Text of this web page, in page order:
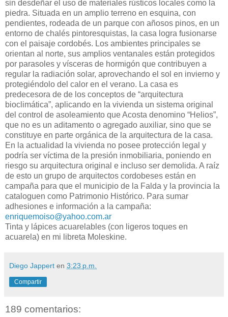
sin desdeñar el uso de materiales rústicos locales como la
piedra. Situada en un amplio terreno en esquina, con
pendientes, rodeada de un parque con añosos pinos, en un
entorno de chalés pintoresquistas, la casa logra fusionarse
con el paisaje cordobés. Los ambientes principales se
orientan al norte, sus amplios ventanales están protegidos
por parasoles y vísceras de hormigón que contribuyen a
regular la radiación solar, aprovechando el sol en invierno y
protegiéndolo del calor en el verano. La casa es
predecesora de de los conceptos de “arquitectura
bioclimática”, aplicando en la vivienda un sistema original
del control de asoleamiento que Acosta denomino “Helios”,
que no es un aditamento o agregado auxiliar, sino que se
constituye en parte orgánica de la arquitectura de la casa.
En la actualidad la vivienda no posee protección legal y
podría ser víctima de la presión inmobiliaria, poniendo en
riesgo su arquitectura original e incluso ser demolida. A raíz
de esto un grupo de arquitectos cordobeses están en
campaña para que el municipio de la Falda y la provincia la
cataloguen como Patrimonio Histórico. Para sumar
adhesiones e información a la campaña:
enriquemoiso@yahoo.com.ar
Tinta y lápices acuarelables (con ligeros toques en
acuarela) en mi libreta Moleskine.
Diego Jappert en 3:23 p.m.
Compartir
189 comentarios: